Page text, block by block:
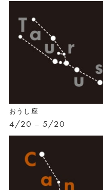
おうし座
4/20 – 5/20